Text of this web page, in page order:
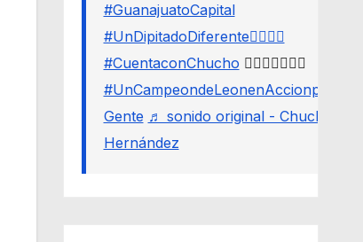
#GuanajuatoCapital
#UnDipitadoDiferente🙋🏽‍♂️⚖️
#CuentaconChucho 🙋🏾‍♂️✌🏾☝🏾
#UnCampeondeLeonenAccionporLa
Gente ♬ sonido original - Chucho
Hernández